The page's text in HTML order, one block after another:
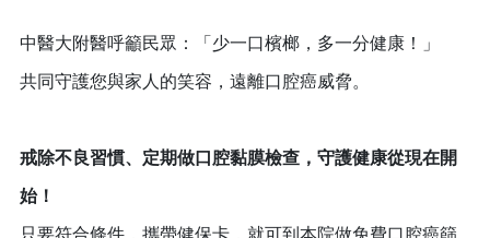
中醫大附醫呼籲民眾：「少一口檳榔，多一分健康！」
共同守護您與家人的笑容，遠離口腔癌威脅。
戒除不良習慣、定期做口腔黏膜檢查，守護健康從現在開
始！
只要符合條件，攜帶健保卡，就可到本院做免費口腔癌篩